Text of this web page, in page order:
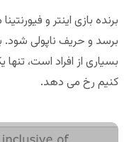
برنده بازی اینتر و
برسد و حریف ناپولی
بسیاری از افراد است،
کنیم رخ می دهد.